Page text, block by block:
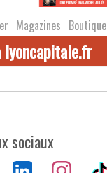
Magazines Boutique
lyoncapitale.fr
sociaux